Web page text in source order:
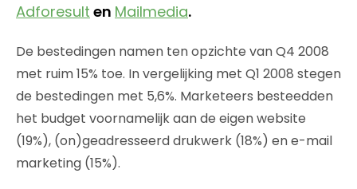
Adforesult en Mailmedia.
De bestedingen namen ten opzichte van Q4 2008
met ruim 15% toe. In vergelijking met Q1 2008 stegen
de bestedingen met 5,6%. Marketeers besteedden
het budget voornamelijk aan de eigen website
(19%), (on)geadresseerd drukwerk (18%) en e-mail
marketing (15%).